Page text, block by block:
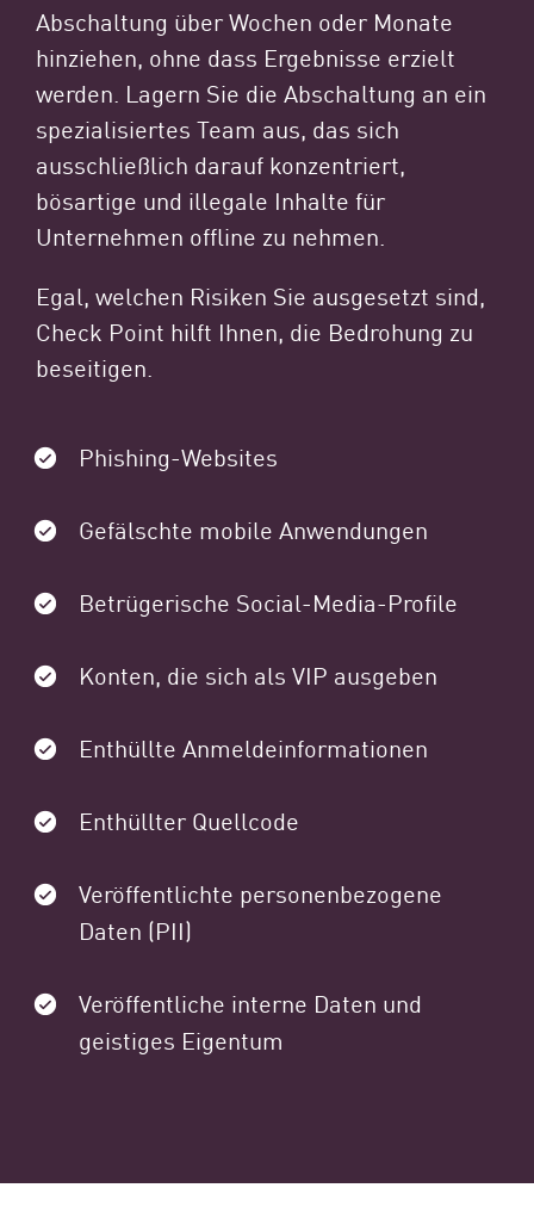
Abschaltung über Wochen oder Monate
hinziehen, ohne dass Ergebnisse erzielt
werden. Lagern Sie die Abschaltung an ein
spezialisiertes Team aus, das sich
ausschließlich darauf konzentriert,
bösartige und illegale Inhalte für
Unternehmen offline zu nehmen.
Egal, welchen Risiken Sie ausgesetzt sind,
Check Point hilft Ihnen, die Bedrohung zu
beseitigen.
Phishing-Websites
Gefälschte mobile Anwendungen
Betrügerische Social-Media-Profile
Konten, die sich als VIP ausgeben
Enthüllte Anmeldeinformationen
Enthüllter Quellcode
Veröffentlichte personenbezogene
Daten (PII)
Veröffentliche interne Daten und
geistiges Eigentum